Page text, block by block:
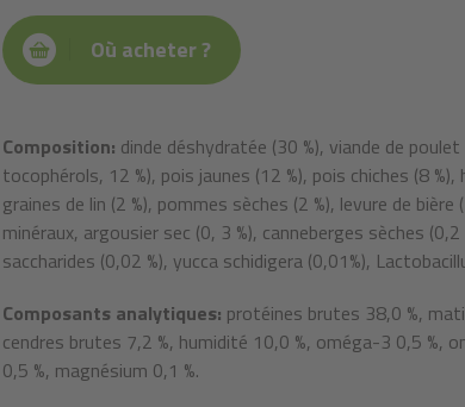
Où acheter ?
Composition: dinde déshydratée (30 %), viande de
tocophérols, 12 %), pois jaunes (12 %), pois chiches (8
graines de lin (2 %), pommes sèches (2 %), levure de
minéraux, argousier sec (0, 3 %), canneberges sèches
saccharides (0,02 %), yucca schidigera (0,01%),
Composants analytiques: protéines brutes 38,0 %,
cendres brutes 7,2 %, humidité 10,0 %, oméga-3 0,5 %,
0,5 %, magnésium 0,1 %.